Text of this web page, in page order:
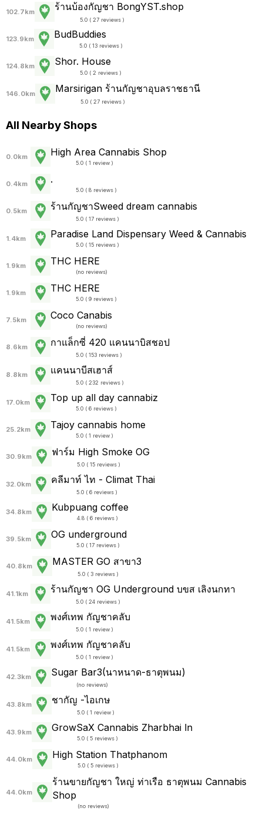
102.7km ร้านบ้องกัญชา BongYST.shop
5.0 ( 27 reviews )
123.9km BudBuddies
5.0 ( 13 reviews )
124.8km Shor. House
5.0 ( 2 reviews )
146.0km Marsirigan ร้านกัญชาอุบลราชธานี
5.0 ( 27 reviews )
All Nearby Shops
0.0km High Area Cannabis Shop
5.0 ( 1 review )
0.4km .
5.0 ( 8 reviews )
0.5km ร้านกัญชาSweed dream cannabis
5.0 ( 17 reviews )
1.4km Paradise Land Dispensary Weed & Cannabis
5.0 ( 15 reviews )
1.9km THC HERE
(no reviews)
1.9km THC HERE
5.0 ( 9 reviews )
7.5km Coco Canabis
(no reviews)
8.6km กาแล็กซี่ 420 แคนนาบิสชอป
5.0 ( 153 reviews )
8.8km แคนนาบีสเฮาส์
5.0 ( 232 reviews )
17.0km Top up all day cannabiz
5.0 ( 6 reviews )
25.2km Tajoy cannabis home
5.0 ( 1 review )
30.9km ฟาร์ม High Smoke OG
5.0 ( 15 reviews )
32.0km คลีมาท์ ไท - Climat Thai
5.0 ( 6 reviews )
34.8km Kubpuang coffee
4.8 ( 6 reviews )
39.5km OG underground
5.0 ( 17 reviews )
40.8km MASTER GO สาขา3
5.0 ( 3 reviews )
41.1km ร้านกัญชา OG Underground บขส เลิงนกทา
5.0 ( 24 reviews )
41.5km พงศ์เทพ กัญชาคลับ
5.0 ( 1 review )
41.5km พงศ์เทพ กัญชาคลับ
5.0 ( 1 review )
42.3km Sugar Bar3(นาหนาด-ธาตุพนม)
(no reviews)
43.8km ชากัญ -ไอเกษ
5.0 ( 1 review )
43.9km GrowSaX Cannabis Zharbhai ln
5.0 ( 5 reviews )
44.0km High Station Thatphanom
5.0 ( 5 reviews )
44.0km
ร้านขายกัญชา ใหญ่ ท่าเรือ ธาตุพนม Cannabis
Shop
(no reviews)